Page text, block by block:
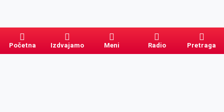
Početna Izdvajamo Meni Radio Pretraga